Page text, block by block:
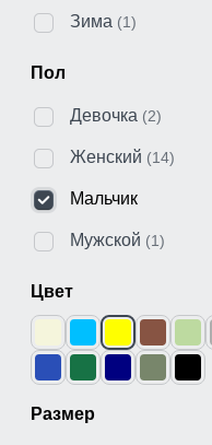
Зима (1)
Пол
Девочка (2)
Женский (14)
Мальчик
Мужской (1)
Цвет
Размер